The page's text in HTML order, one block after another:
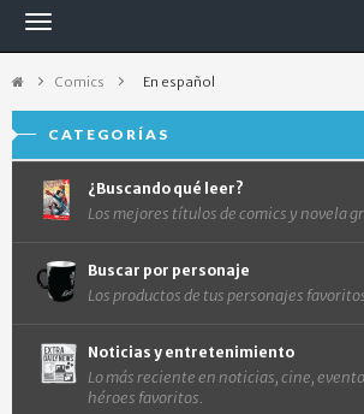
Navegación
Comics > En español
CATEGORÍAS
¿Buscando qué leer?
Los mejores títulos de comics y novela
Buscar por personaje
Los productos de tus personajes
Noticias y entretenimiento
Lo más reciente en noticias, cine,
héroes favoritos.